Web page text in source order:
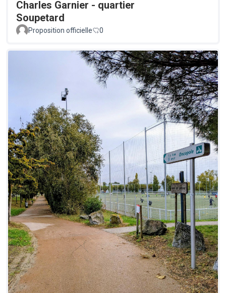
Charles Garnier - quartier
Soupetard
Proposition officielle 0